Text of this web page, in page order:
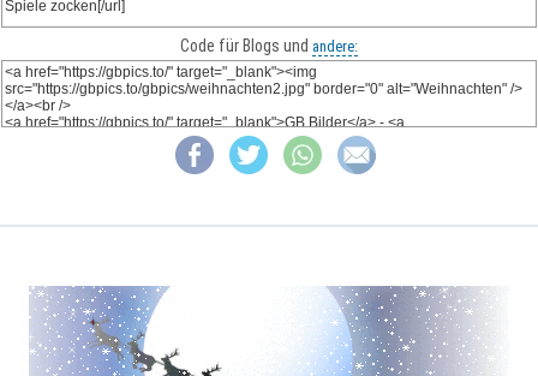
Code für Blogs und andere: